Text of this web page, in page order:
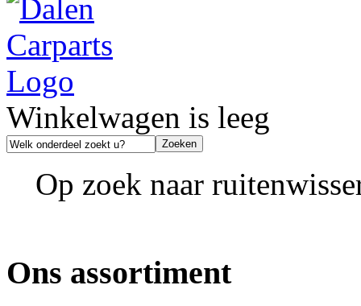
Winkelwagen is leeg
Op zoek naar
Ons assortiment